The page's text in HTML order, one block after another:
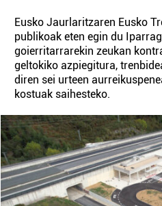
Eusko Jaurlaritzaren Eusko
publikoak eten egin du
goierritarrarekin zeukan
geltokiko azpiegitura,
diren sei urteen
kostuak saihesteko.